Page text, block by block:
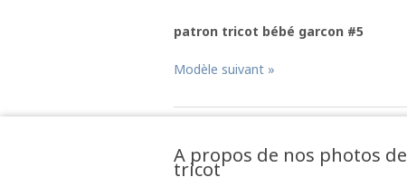
patron tricot bébé garcon #5
Modèle suivant »
A propos de nos photos de
tricot